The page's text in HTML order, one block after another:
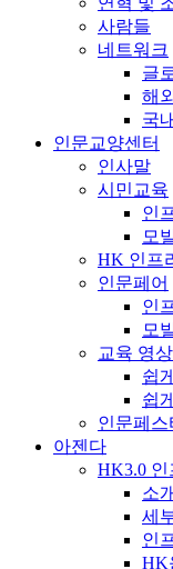
사람들
네트워크
글
해
국
인문교양센터
인사말
시민교육
인
모
HK 인프
인문페어
인
모
교육 영
쉽
쉽
인문페스
아젠다
HK3.0
소개
세
인
HK